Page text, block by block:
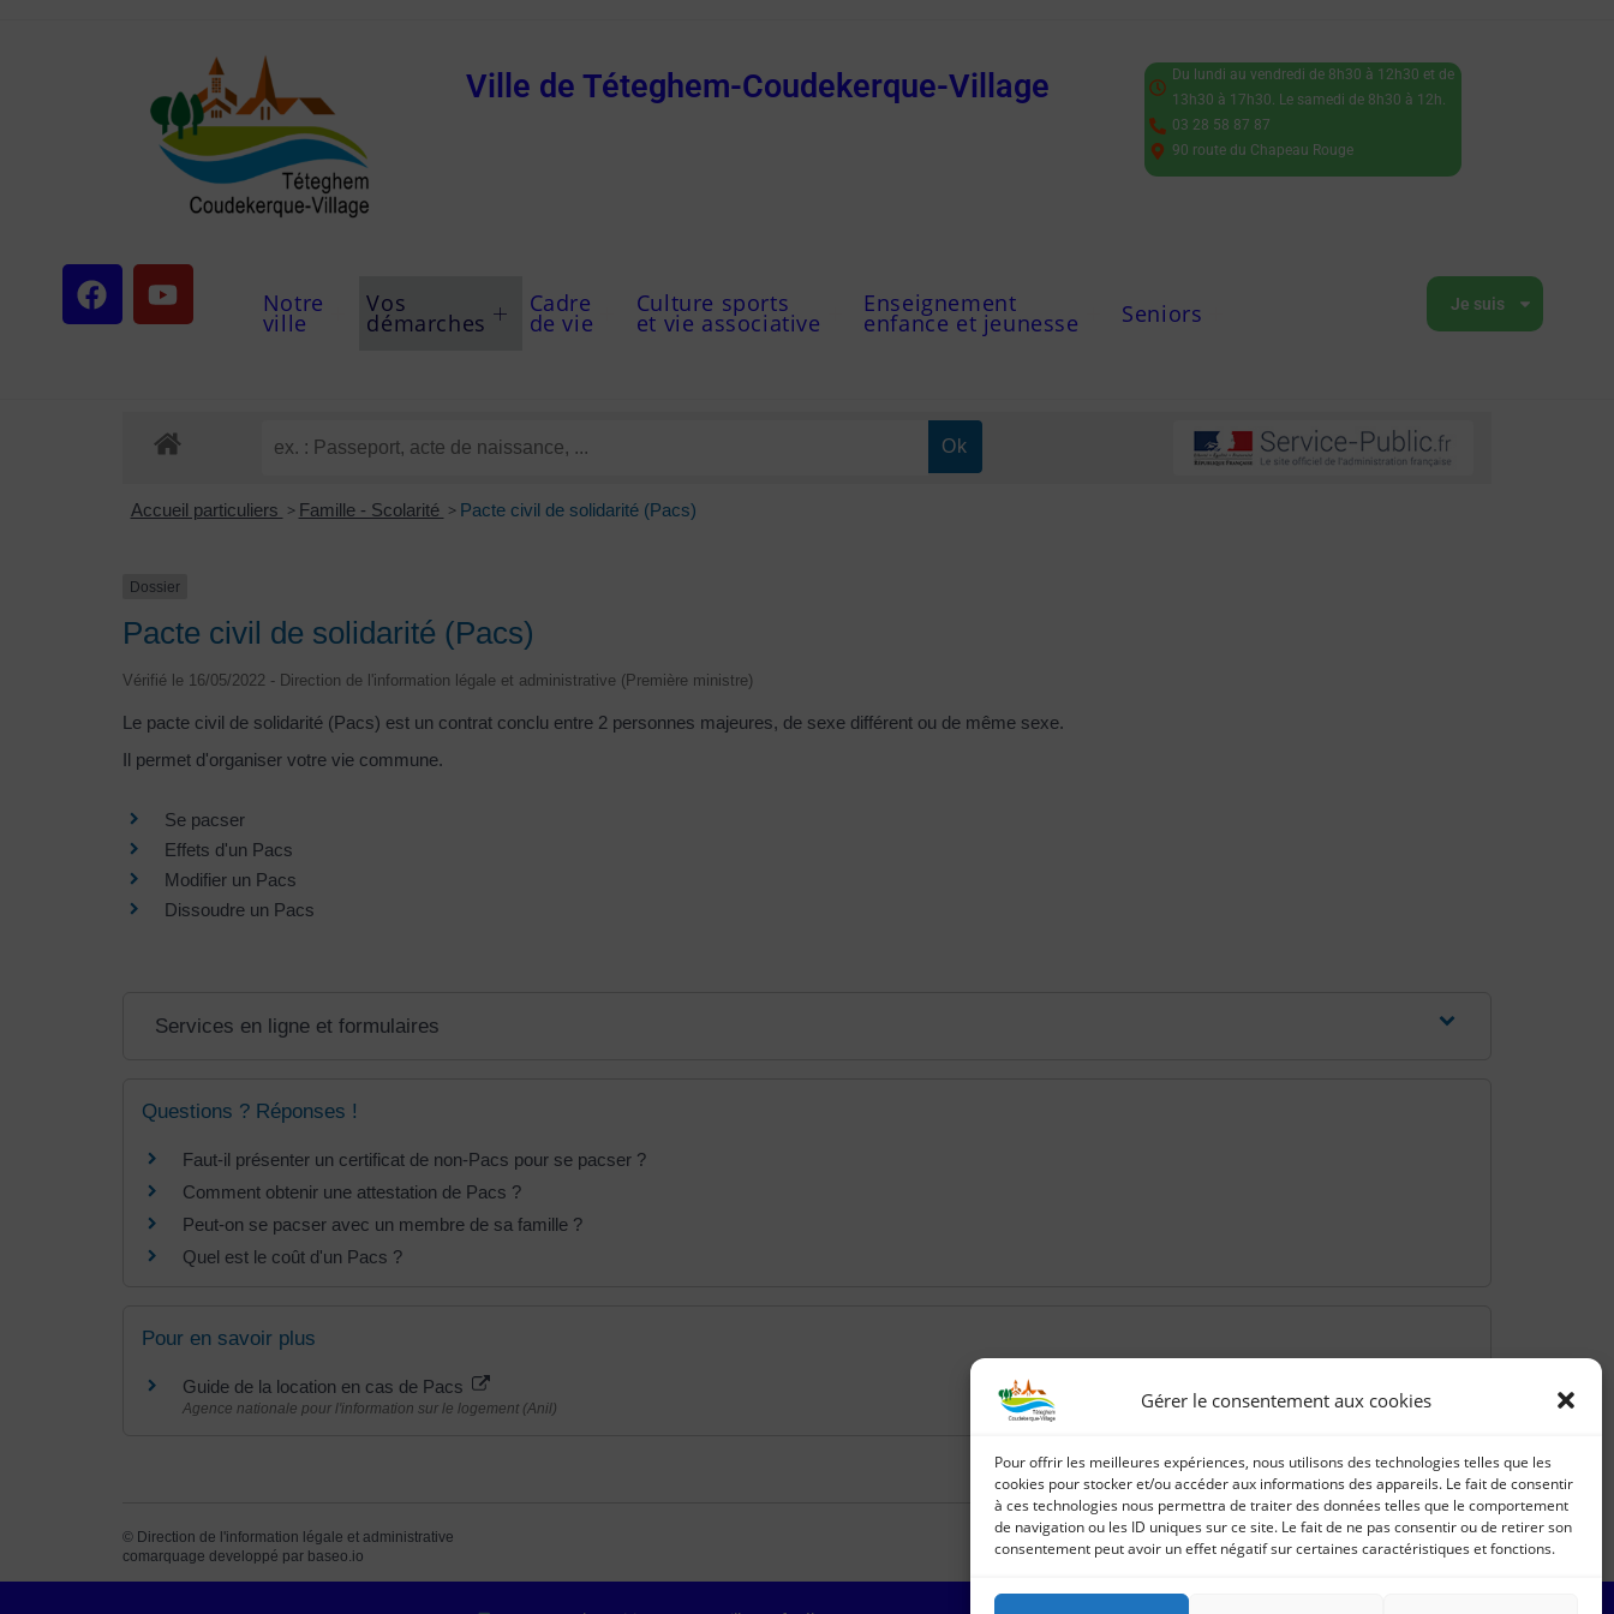
Gérer le consentement aux cookies
Pour offrir les meilleures expériences, nous utilisons des technologies telles que les
cookies pour stocker et/ou accéder aux informations des appareils. Le fait de consentir
à ces technologies nous permettra de traiter des données telles que le comportement
de navigation ou les ID uniques sur ce site. Le fait de ne pas consentir ou de retirer son
consentement peut avoir un effet négatif sur certaines caractéristiques et fonctions.
Ville de Téteghem-Coudekerque-Village
Du lundi au vendredi de 8h30 à 12h30 et de
13h30 à 17h30. Le samedi de 8h30 à 12h.
03 28 58 87 87
90 route du Chapeau Rouge
Notre
ville
Vos
démarches
Cadre
de vie
Culture sports
et vie associative
Enseignement
enfance et jeunesse Seniors Je suis
Accueil particuliers > Famille - Scolarité > Pacte civil de solidarité (Pacs)
Dossier
Pacte civil de solidarité (Pacs)
Vérifié le 16/05/2022 - Direction de l'information légale et administrative (Première ministre)
Le pacte civil de solidarité (Pacs) est un contrat conclu entre 2 personnes majeures, de sexe différent ou de même sexe.
Il permet d'organiser votre vie commune.
Se pacser
Effets d'un Pacs
Modifier un Pacs
Dissoudre un Pacs
Services en ligne et formulaires
Questions ? Réponses !
Faut-il présenter un certificat de non-Pacs pour se pacser ?
Comment obtenir une attestation de Pacs ?
Peut-on se pacser avec un membre de sa famille ?
Quel est le coût d'un Pacs ?
Pour en savoir plus
Guide de la location en cas de Pacs
Agence nationale pour l'information sur le logement (Anil)
© Direction de l'information légale et administrative
comarquage developpé par baseo.io